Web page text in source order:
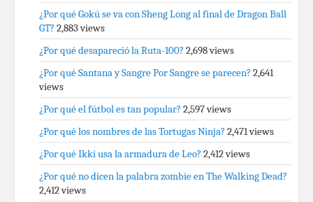
¿Por qué Gokú se va con Sheng Long al final de Dragon Ball
GT? 2,883 views
¿Por qué desapareció la Ruta-100? 2,698 views
¿Por qué Santana y Sangre Por Sangre se parecen? 2,641
views
¿Por qué el fútbol es tan popular? 2,597 views
¿Por qué los nombres de las Tortugas Ninja? 2,471 views
¿Por qué Ikki usa la armadura de Leo? 2,412 views
¿Por qué no dicen la palabra zombie en The Walking Dead?
2,412 views